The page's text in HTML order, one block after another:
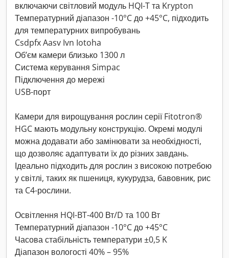
включаючи світловий модуль HQI-T та Krypton
Температурний діапазон -10°C до +45°C, підходить
для температурних випробувань
Csdpfx Aasv Ivn Iotoha
Об’єм камери близько 1300 л
Система керування Simpac
Підключення до мережі
USB-порт
Камери для вирощування рослин серії Fitotron®
HGC мають модульну конструкцію. Окремі модулі
можна додавати або замінювати за необхідності,
що дозволяє адаптувати їх до різних завдань.
Ідеально підходить для рослин з високою потребою
у світлі, таких як пшениця, кукурудза, бавовник, рис
та C4-рослини.
Освітлення HQI-BT-400 Вт/D та 100 Вт
Температурний діапазон -10°C до +45°C
Часова стабільність температури ±0,5 K
Діапазон вологості 40% – 95%